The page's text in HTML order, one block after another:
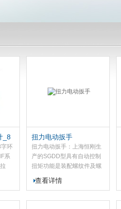
_8
环
系
用
制
扭力电动扳手
扭力电动扳手：上海恒刚生
产的SGDD型具有自动控制
扭矩功能是装配螺纹件及螺
栓的机械化施工工具。我应
用于栓焊结构桥梁的架设，
查看详情